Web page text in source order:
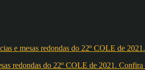
redondas do 22º COLE de 2021.